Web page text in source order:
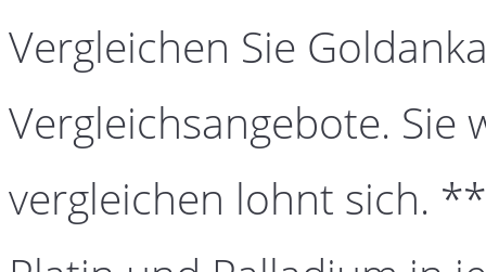
Vergleichen Sie
Vergleichsangebote. Sie
vergleichen lohnt sich.